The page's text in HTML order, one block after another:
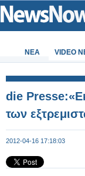
ΝΕΑ VIDEO
die
των
2012-04-16 17:18:03